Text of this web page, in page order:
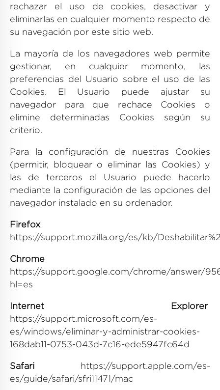
rechazar el uso de cookies, desactivar y
eliminarlas en cualquier momento respecto de
su navegación por este sitio web.
La mayoría de los navegadores web permite
gestionar, en cualquier momento, las
preferencias del Usuario sobre el uso de las
Cookies. El Usuario puede ajustar su
navegador para que rechace Cookies o
elimine determinadas Cookies según su
criterio.
Para la configuración de nuestras Cookies
(permitir, bloquear o eliminar las Cookies) y
las de terceros el Usuario puede hacerlo
mediante la configuración de las opciones del
navegador instalado en su ordenador.
Firefox
https://support.mozilla.org/es/kb/
Chrome
https://support.google.com/chrome/answer/
hl=es
Internet Explorer
https://support.microsoft.com/es-
es/windows/eliminar-y-administrar-cookies-
168dab11-0753-043d-7c16-ede5947fc64d
Safari
https://support.apple.com/es-
es/guide/safari/sfri11471/mac